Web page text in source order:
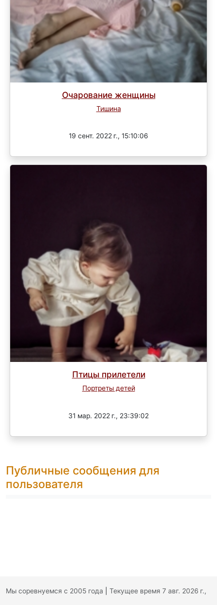
Очарование женщины
Тишина
19 сент. 2022 г., 15:10:06
Птицы прилетели
Портреты детей
31 мар. 2022 г., 23:39:02
Публичные сообщения для
пользователя
Мы соревнуемся с 2005 года Текущее время 7 авг. 2026 г.,